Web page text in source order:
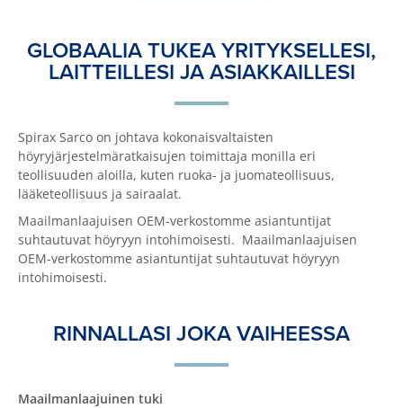
GLOBAALIA TUKEA YRITYKSELLESI,
LAITTEILLESI JA ASIAKKAILLESI
Spirax Sarco on johtava kokonaisvaltaisten
höyryjärjestelmäratkaisujen toimittaja monilla eri
teollisuuden aloilla, kuten ruoka- ja juomateollisuus,
lääketeollisuus ja sairaalat.
Maailmanlaajuisen OEM-verkostomme asiantuntijat
suhtautuvat höyryyn intohimoisesti. Maailmanlaajuisen
OEM-verkostomme asiantuntijat suhtautuvat höyryyn
intohimoisesti.
RINNALLASI JOKA VAIHEESSA
Maailmanlaajuinen tuki